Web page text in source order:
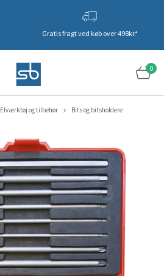
Gratis fragt ved køb over 498kr.*
0
Elværktøj og tilbehør
Bits og bitsholdere